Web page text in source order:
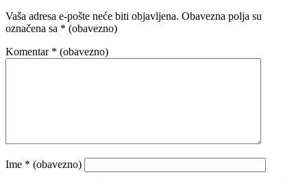
Vaša adresa e-pošte neće biti objavljena. Obavezna polja su
označena sa * (obavezno)
Komentar * (obavezno)
Ime * (obavezno)